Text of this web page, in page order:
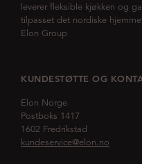
leverer fleksible kjøkken og
tilpasset det nordiske
Elon Group
KUNDESTØTTE OG
Elon Norge
Postboks 1417
1602 Fredrikstad
kundeservice@elon.no